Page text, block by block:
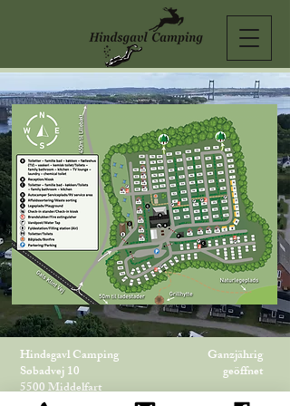
Hindsgavl Camping
Søbadvej 10
5500 Middelfart
Ganzjährig
geöffnet